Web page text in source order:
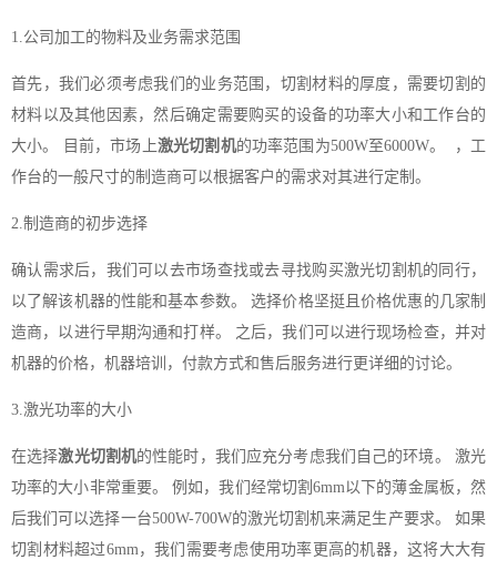
1.公司加工的物料及业务需求范围
首先，我们必须考虑我们的业务范围，切割材料的厚度，需要切割的
材料以及其他因素，然后确定需要购买的设备的功率大小和工作台的
大小。 目前，市场上激光切割机的功率范围为500W至6000W。 ，工
作台的一般尺寸的制造商可以根据客户的需求对其进行定制。
2.制造商的初步选择
确认需求后，我们可以去市场查找或去寻找购买激光切割机的同行，
以了解该机器的性能和基本参数。 选择价格坚挺且价格优惠的几家制
造商，以进行早期沟通和打样。 之后，我们可以进行现场检查，并对
机器的价格，机器培训，付款方式和售后服务进行更详细的讨论。
3.激光功率的大小
在选择激光切割机的性能时，我们应充分考虑我们自己的环境。 激光
功率的大小非常重要。 例如，我们经常切割6mm以下的薄金属板，然
后我们可以选择一台500W-700W的激光切割机来满足生产要求。 如果
切割材料超过6mm，我们需要考虑使用功率更高的机器，这将大大有